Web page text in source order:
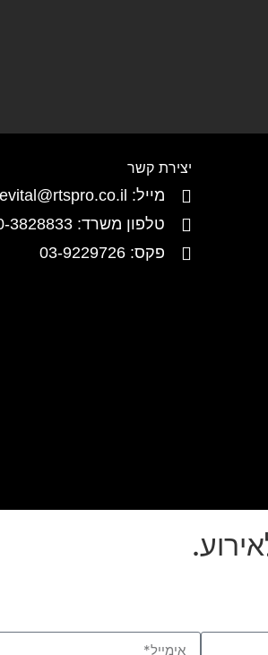
יצירת קשר
מייל: revital@rtspro.co.il
טלפון משרד: 050-3828833
פקס: 03-9229726